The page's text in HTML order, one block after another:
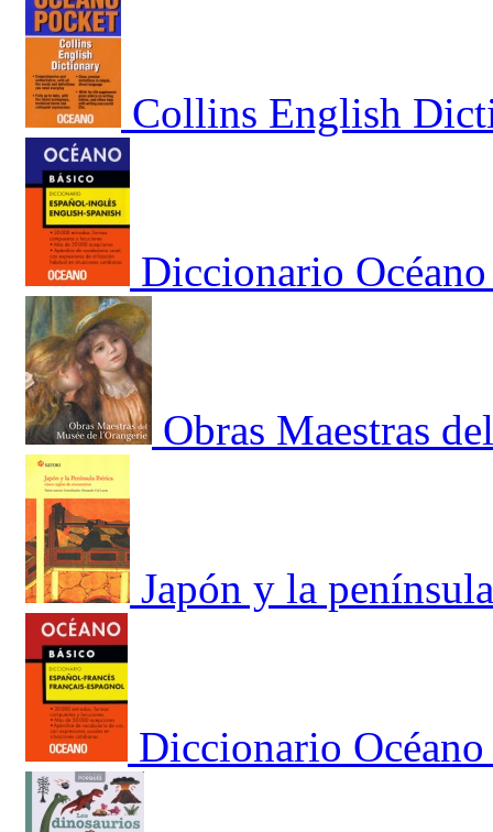
Collins English
Diccionario
Obras Maestras
Japón y la península
Diccionario